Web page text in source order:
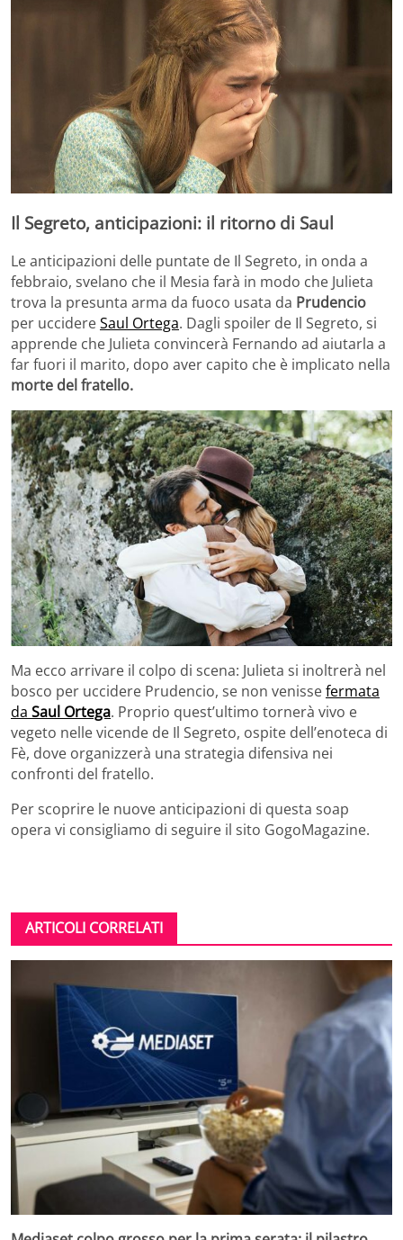
Il Segreto, anticipazioni: il ritorno di Saul
Le anticipazioni delle puntate de Il Segreto, in onda a
febbraio, svelano che il Mesia farà in modo che Julieta
trova la presunta arma da fuoco usata da Prudencio
per uccidereSaul Ortega. Dagli spoiler de Il Segreto, si
apprende che Julieta convincerà Fernando ad aiutarla a
far fuori il marito, dopo aver capito che è implicato nella
morte del fratello.
Ma ecco arrivare il colpo di scena: Julieta si inoltrerà nel
bosco per uccidere Prudencio, se non venissefermata
da Saul Ortega. Proprio quest’ultimo tornerà vivo e
vegeto nelle vicende de Il Segreto, ospite dell’enoteca di
Fè, dove organizzerà una strategia difensiva nei
confronti del fratello.
Per scoprire le nuove anticipazioni di questa soap
opera vi consigliamo di seguire il sito GogoMagazine.
ARTICOLI CORRELATI